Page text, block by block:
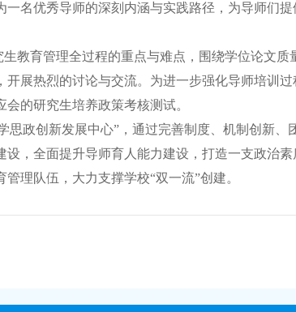
名优秀导师的深刻内涵与实践路径，为导师们
教育管理全过程的重点与难点，围绕学位论文质
展热烈的讨论与交流。为进一步强化导师培训
的研究生培养政策考核测试。
思政创新发展中心”，通过完善制度、机制创新、
，全面提升导师育人能力建设，打造一支政治
理队伍，大力支撑学校“双一流”创建。